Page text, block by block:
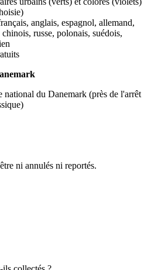
anglais, espagnol, allemand,
russe, polonais, suédois,
national du Danemark (près de l'arrêt
ni annulés ni reportés.